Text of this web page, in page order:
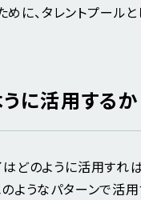
に、タレントプール
に活用するか
どのように活用すれ
ようなパターンで活用